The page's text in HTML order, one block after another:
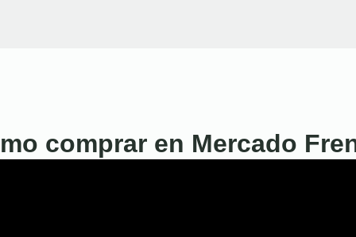
comprar en Mercado